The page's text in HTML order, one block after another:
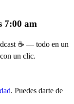
7:00 am
☕ — todo en un
un clic.
. Puedes darte de